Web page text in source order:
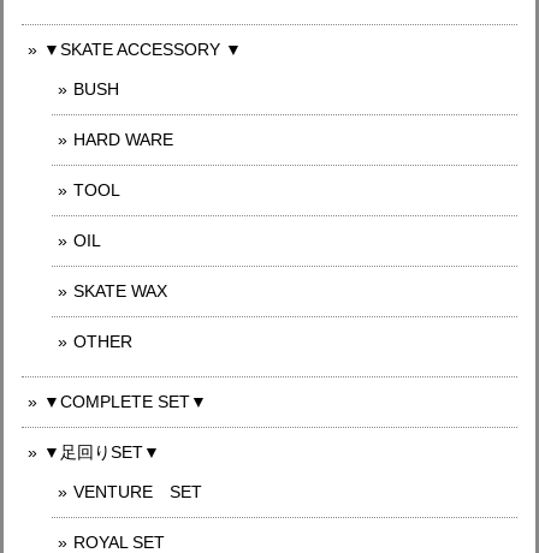
▼SKATE ACCESSORY ▼
BUSH
HARD WARE
TOOL
OIL
SKATE WAX
OTHER
▼COMPLETE SET▼
▼足回りSET▼
VENTURE SET
ROYAL SET